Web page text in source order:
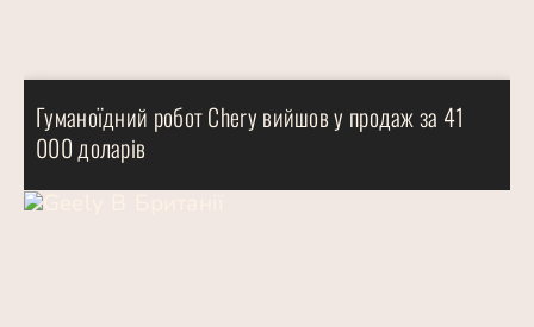
Гуманоїдний робот Chery вийшов у продаж за 41
000 доларів